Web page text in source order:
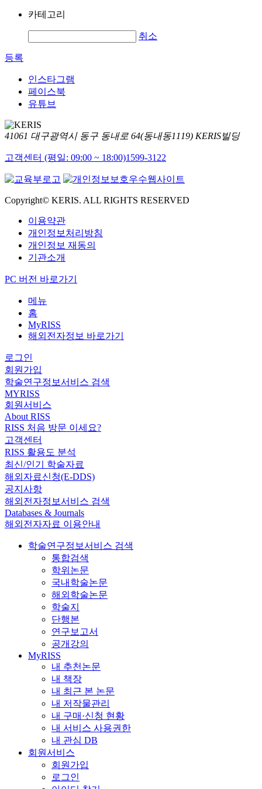
카테고리
취소
등록
인스타그램
페이스북
유튜브
41061 대구광역시 동구 동내로 64(동내동1119) KERIS빌딩
고객센터 (평일: 09:00 ~ 18:00)1599-3122
Copyright© KERIS. ALL RIGHTS RESERVED
이용약관
개인정보처리방침
개인정보 재동의
기관소개
PC 버전 바로가기
메뉴
홈
MyRISS
해외전자정보 바로가기
로그인
회원가입
학술연구정보서비스 검색
MYRISS
회원서비스
About RISS
RISS 처음 방문 이세요?
고객센터
RISS 활용도 분석
최신/인기 학술자료
해외자료신청(E-DDS)
공지사항
해외전자정보서비스 검색
Databases & Journals
해외전자자료 이용안내
학술연구정보서비스 검색
통합검색
학위논문
국내학술논문
해외학술논문
학술지
단행본
연구보고서
공개강의
MyRISS
내 추천논문
내 책장
내 최근 본 논문
내 저작물관리
내 구매·신청 현황
내 서비스 사용권한
내 관심 DB
회원서비스
회원가입
로그인